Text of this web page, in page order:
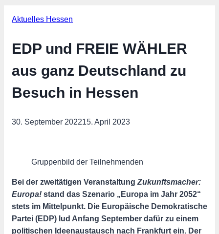
Aktuelles Hessen
EDP und FREIE WÄHLER
aus ganz Deutschland zu
Besuch in Hessen
30. September 202215. April 2023
Gruppenbild der Teilnehmenden
Bei der zweitätigen Veranstaltung Zukunftsmacher:
Europa! stand das Szenario „Europa im Jahr 2052“
stets im Mittelpunkt. Die Europäische Demokratische
Partei (EDP) lud Anfang September dafür zu einem
politischen Ideenaustausch nach Frankfurt ein. Der